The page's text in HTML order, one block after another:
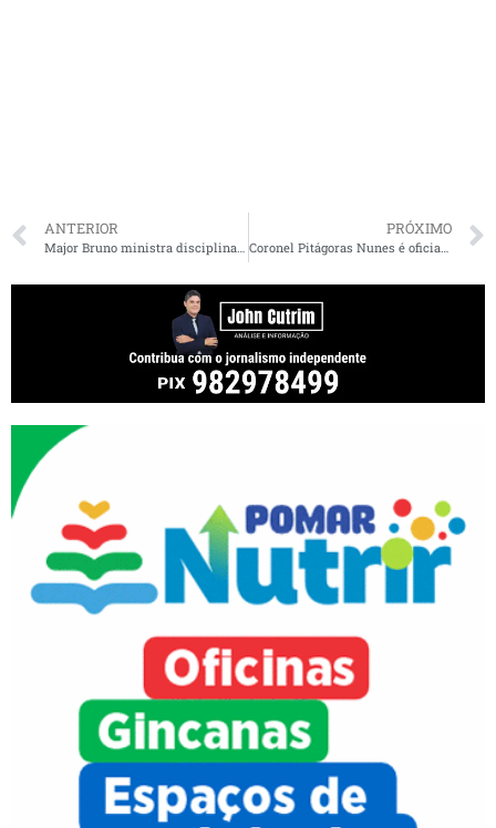
ANTERIOR PRÓXIMO
Coronel Pitágoras Nunes é oficializado como novo comandante-geral da Polícia Militar do Maranhão